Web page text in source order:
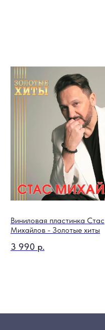
Виниловая пластинка Стас
Михайлов - Золотые хиты
3 990 р.